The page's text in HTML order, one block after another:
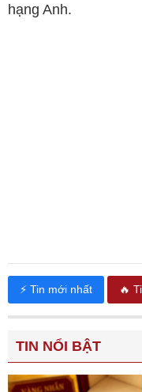
hạng Anh.
⚡ Tin mới nhất 🔥
TIN NỔI BẬT